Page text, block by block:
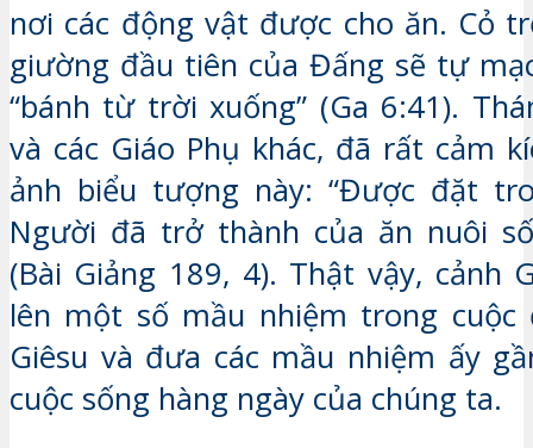
nơi các động vật được cho ăn. Cỏ
giường đầu tiên của Đấng sẽ tự
“bánh từ trời xuống” (Ga 6:41).
và các Giáo Phụ khác, đã rất cảm
ảnh biểu tượng này: “Được đặt
Người đã trở thành của ăn nuôi
(Bài Giảng 189, 4). Thật vậy, cảnh
lên một số mầu nhiệm trong cuộc
Giêsu và đưa các mầu nhiệm ấy
cuộc sống hàng ngày của chúng ta.